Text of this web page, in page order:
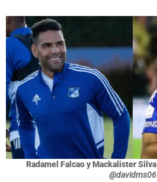
Radamel Falcao y Mackalister Silva
@davidms06